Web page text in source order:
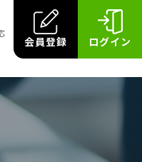
会員登録 ログイン